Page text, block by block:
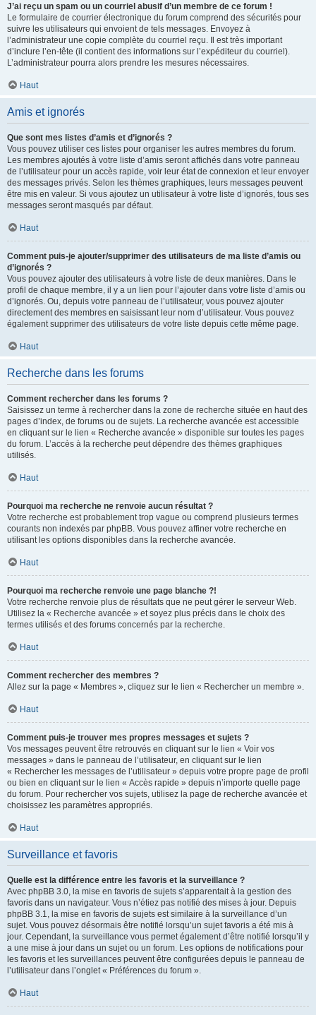
J’ai reçu un spam ou un courriel abusif d’un membre de ce forum !
Le formulaire de courrier électronique du forum comprend des sécurités pour
suivre les utilisateurs qui envoient de tels messages. Envoyez à
l’administrateur une copie complète du courriel reçu. Il est très important
d’inclure l’en-tête (il contient des informations sur l’expéditeur du courriel).
L’administrateur pourra alors prendre les mesures nécessaires.
Haut
Amis et ignorés
Que sont mes listes d’amis et d’ignorés ?
Vous pouvez utiliser ces listes pour organiser les autres membres du forum.
Les membres ajoutés à votre liste d’amis seront affichés dans votre panneau
de l’utilisateur pour un accès rapide, voir leur état de connexion et leur envoyer
des messages privés. Selon les thèmes graphiques, leurs messages peuvent
être mis en valeur. Si vous ajoutez un utilisateur à votre liste d’ignorés, tous ses
messages seront masqués par défaut.
Haut
Comment puis-je ajouter/supprimer des utilisateurs de ma liste d’amis ou
d’ignorés ?
Vous pouvez ajouter des utilisateurs à votre liste de deux manières. Dans le
profil de chaque membre, il y a un lien pour l’ajouter dans votre liste d’amis ou
d’ignorés. Ou, depuis votre panneau de l’utilisateur, vous pouvez ajouter
directement des membres en saisissant leur nom d’utilisateur. Vous pouvez
également supprimer des utilisateurs de votre liste depuis cette même page.
Haut
Recherche dans les forums
Comment rechercher dans les forums ?
Saisissez un terme à rechercher dans la zone de recherche située en haut des
pages d’index, de forums ou de sujets. La recherche avancée est accessible
en cliquant sur le lien « Recherche avancée » disponible sur toutes les pages
du forum. L’accès à la recherche peut dépendre des thèmes graphiques
utilisés.
Haut
Pourquoi ma recherche ne renvoie aucun résultat ?
Votre recherche est probablement trop vague ou comprend plusieurs termes
courants non indexés par phpBB. Vous pouvez affiner votre recherche en
utilisant les options disponibles dans la recherche avancée.
Haut
Pourquoi ma recherche renvoie une page blanche ?!
Votre recherche renvoie plus de résultats que ne peut gérer le serveur Web.
Utilisez la « Recherche avancée » et soyez plus précis dans le choix des
termes utilisés et des forums concernés par la recherche.
Haut
Comment rechercher des membres ?
Allez sur la page « Membres », cliquez sur le lien « Rechercher un membre ».
Haut
Comment puis-je trouver mes propres messages et sujets ?
Vos messages peuvent être retrouvés en cliquant sur le lien « Voir vos
messages » dans le panneau de l’utilisateur, en cliquant sur le lien
« Rechercher les messages de l’utilisateur » depuis votre propre page de profil
ou bien en cliquant sur le lien « Accès rapide » depuis n’importe quelle page
du forum. Pour rechercher vos sujets, utilisez la page de recherche avancée et
choisissez les paramètres appropriés.
Haut
Surveillance et favoris
Quelle est la différence entre les favoris et la surveillance ?
Avec phpBB 3.0, la mise en favoris de sujets s’apparentait à la gestion des
favoris dans un navigateur. Vous n’étiez pas notifié des mises à jour. Depuis
phpBB 3.1, la mise en favoris de sujets est similaire à la surveillance d’un
sujet. Vous pouvez désormais être notifié lorsqu’un sujet favoris a été mis à
jour. Cependant, la surveillance vous permet également d’être notifié lorsqu’il y
a une mise à jour dans un sujet ou un forum. Les options de notifications pour
les favoris et les surveillances peuvent être configurées depuis le panneau de
l’utilisateur dans l’onglet « Préférences du forum ».
Haut